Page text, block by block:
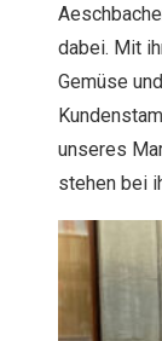
dabei. Mit
Gemüse
unseres
stehen bei